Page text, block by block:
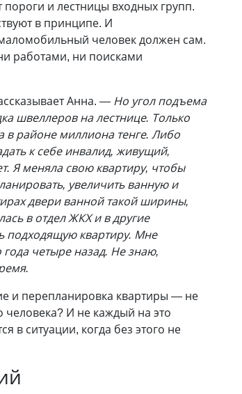
и лестницы входных групп.
в принципе. И
человек должен сам.
работами, ни поисками
Анна. — Но угол подъема
швеллеров на лестнице. Только
в районе миллиона тенге. Либо
к себе инвалид, живущий,
Я меняла свою квартиру, чтобы
увеличить ванную и
двери ванной такой ширины,
в отдел ЖКХ и в другие
подходящую квартиру. Мне
четыре назад. Не знаю,
и перепланировка квартиры — не
человека? И не каждый на это
в ситуации, когда без этого не